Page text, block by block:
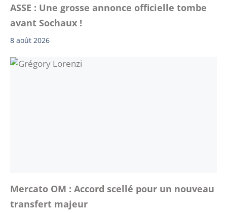
ASSE : Une grosse annonce officielle tombe
avant Sochaux !
8 août 2026
Mercato OM : Accord scellé pour un nouveau
transfert majeur